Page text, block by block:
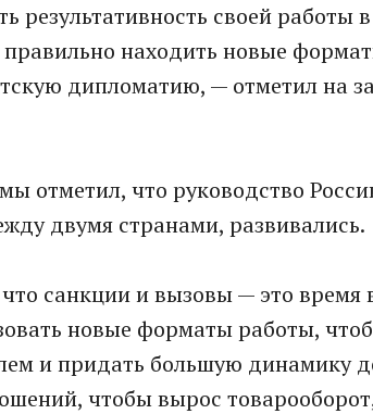
результативность своей работы
правильно находить новые
дипломатию, — отметил на
отметил, что руководство
двумя странами, развивались.
санкции и вызовы — это время
новые форматы работы,
и придать большую динамику
чтобы вырос